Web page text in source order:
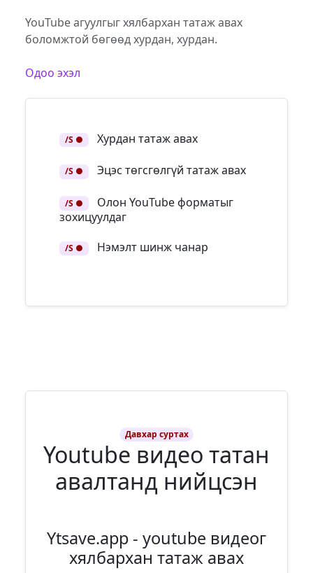
YouTube агуулгыг хялбархан татаж авах
боломжтой бөгөөд хурдан, хурдан.
Одоо эхэл
/S ● Хурдан татаж авах
/S ● Эцэс төгсгөлгүй татаж авах
/S ●
Олон YouTube форматыг
зохицуулдаг
/S ● Нэмэлт шинж чанар
Давхар суртах
Youtube видео татан
авалтанд нийцсэн
Ytsave.app - youtube видеог
хялбархан татаж авах